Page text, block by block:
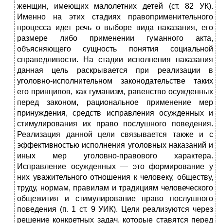
женщин, имеющих малолетних детей (ст. 82 УК).
Именно на этих стадиях правоприменительного
процесса идет речь о выборе вида наказания, его
размере либо применении гуманного акта,
объясняющего сущность понятия социальной
справедливости. На стадии исполнения наказания
данная цель раскрывается при реализации в
уголовно-исполнительном законодательстве таких
его принципов, как гуманизм, равенство осужденных
перед законом, рациональное применение мер
принуждения, средств исправления осужденных и
стимулирования их право послушного поведения.
Реализация данной цели связывается также и с
эффективностью исполнения уголовных наказаний и
иных мер уголовно-правового характера.
Исправление осужденных — это формирование у
них уважительного отношения к человеку, обществу,
труду, нормам, правилам и традициям человеческого
общежития и стимулирование право послушного
поведения (п. 1 ст. 9 УИК). Цели реализуются через
решение конкретных задач, которые ставятся перед